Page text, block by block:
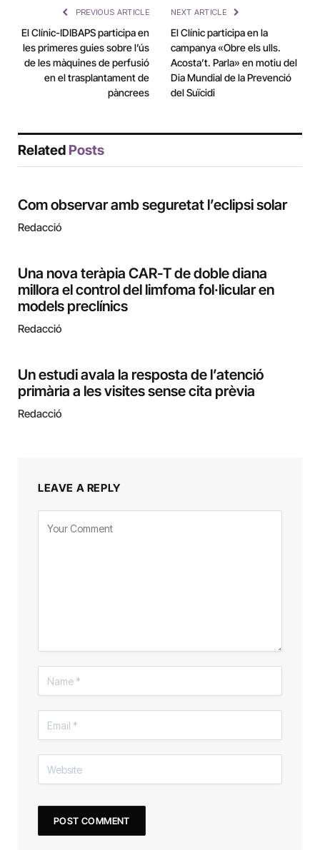
PREVIOUS ARTICLE
El Clínic-IDIBAPS participa en
les primeres guies sobre l’ús
de les màquines de perfusió
en el trasplantament de
pàncrees
NEXT ARTICLE
El Clínic participa en la
campanya «Obre els ulls.
Acosta’t. Parla» en motiu del
Dia Mundial de la Prevenció
del Suïcidi
Related Posts
Com observar amb seguretat l’eclipsi solar
Redacció
Una nova teràpia CAR-T de doble diana
millora el control del limfoma fol·licular en
models preclínics
Redacció
Un estudi avala la resposta de l’atenció
primària a les visites sense cita prèvia
Redacció
LEAVE A REPLY